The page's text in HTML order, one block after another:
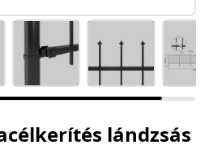
lándzsás